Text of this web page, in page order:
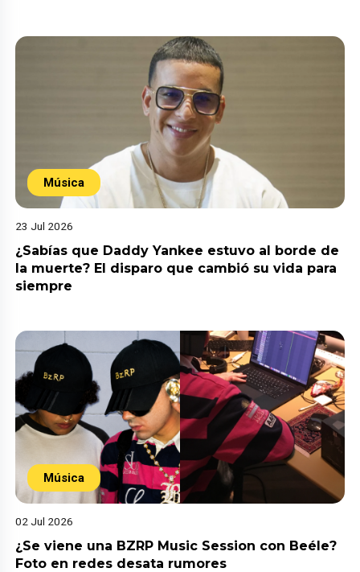
Música
23 Jul 2026
¿Sabías que Daddy Yankee estuvo al borde de
la muerte? El disparo que cambió su vida para
siempre
Música
02 Jul 2026
¿Se viene una BZRP Music Session con Beéle?
Foto en redes desata rumores